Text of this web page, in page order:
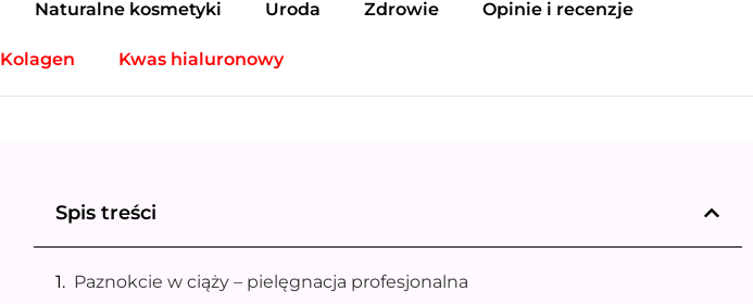
Naturalne kosmetyki Uroda Zdrowie Opinie i recenzje
Kolagen Kwas hialuronowy
Spis treści
Paznokcie w ciąży – pielęgnacja profesjonalna